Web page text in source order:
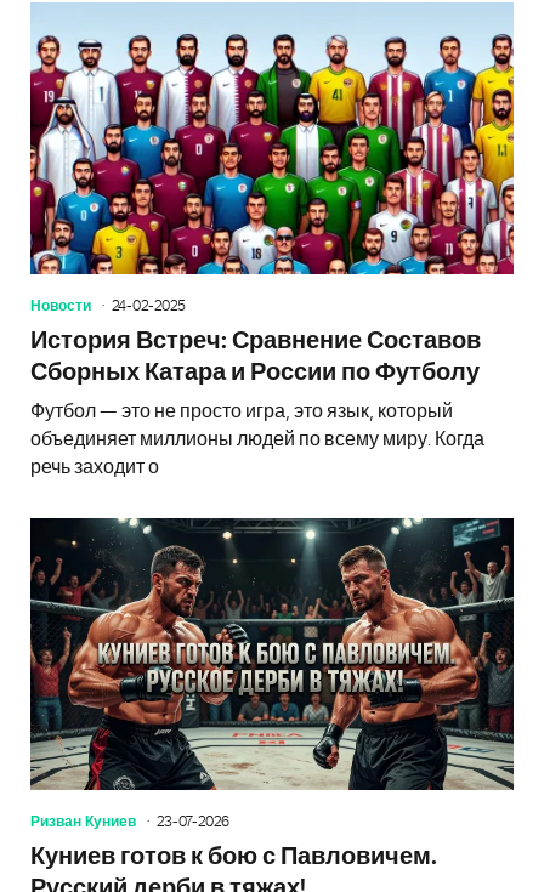
Новости 24-02-2025
История Встреч: Сравнение Составов
Сборных Катара и России по Футболу
Футбол — это не просто игра, это язык, который
объединяет миллионы людей по всему миру. Когда
речь заходит о
Ризван Куниев 23-07-2026
Куниев готов к бою с Павловичем.